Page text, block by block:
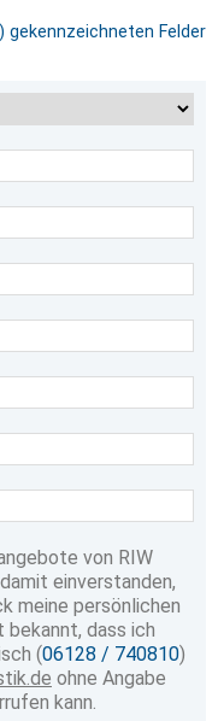
Felder
von RIW
einverstanden,
meine persönlichen
dass ich
(06128 / 740810)
ohne Angabe
kann.